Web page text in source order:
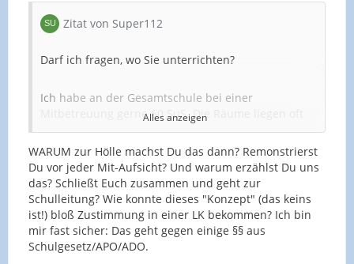
Zitat von Super112
Darf ich fragen, wo Sie unterrichten?
Ich habe an der Gesamtschule bei einer
Mitbetreuung gerne 60 SuS. Die Räume liegen oft
NICHT nebeneinander oder gegenüber.
In den Klassen sitzen Jugendliche/ Kinder mit
unterschiedlichen Herausforderungen UND
Erkrankungen.
Kinder, die ihre Aggressionen nicht steuern können,
neben Kindern mit Epilepsie, Allergien, die einen
Alles anzeigen
WARUM zur Hölle machst Du das dann? Remonstrierst
Du vor jeder Mit-Aufsicht? Und warum erzählst Du uns
das? Schließt Euch zusammen und geht zur
Schulleitung? Wie konnte dieses "Konzept" (das keins
ist!) bloß Zustimmung in einer LK bekommen? Ich bin
mir fast sicher: Das geht gegen einige §§ aus
Schulgesetz/APO/ADO.